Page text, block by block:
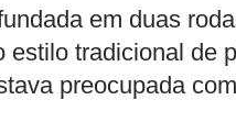
em duas
tradicional de
preocupada